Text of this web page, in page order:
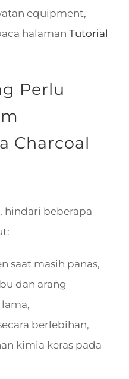
equipment,
halaman Tutorial
Perlu
Charcoal
hindari beberapa
saat masih panas,
dan arang
berlebihan,
kimia keras pada